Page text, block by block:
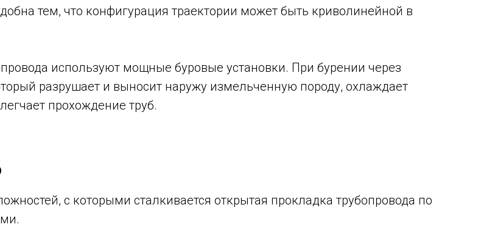
тем, что конфигурация траектории может быть криволинейной в
используют мощные буровые установки. При бурении через
разрушает и выносит наружу измельченную породу, охлаждает
прохождение труб.
с которыми сталкивается открытая прокладка трубопровода по